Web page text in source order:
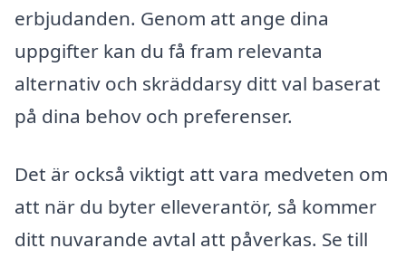
erbjudanden. Genom att ange dina
uppgifter kan du få fram relevanta
alternativ och skräddarsy ditt val baserat
på dina behov och preferenser.
Det är också viktigt att vara medveten om
att när du byter elleverantör, så kommer
ditt nuvarande avtal att påverkas. Se till